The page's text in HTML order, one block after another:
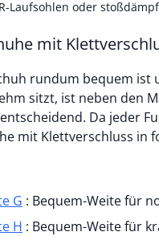
Laufsohlen oder
mit
rundum bequem ist
sitzt, ist neben den
Da jeder
mit Klettverschluss in
G : Bequem-Weite für
H : Bequem-Weite für